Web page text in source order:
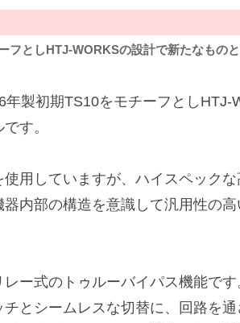
フとしHTJ-WORKSの設計で新たなもの
製初期TS10をモチーフとしHTJ-
す。
用していますが、ハイスペック
内部の構造を意識して汎用性の
ー式のトゥルーバイパス機能です
とシームレスな切替に、回路を